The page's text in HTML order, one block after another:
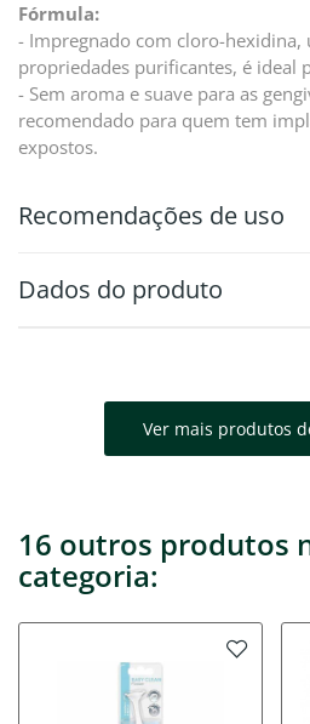
Fórmula:
- Impregnado com cloro-hexidina,
propriedades purificantes, é ideal
- Sem aroma e suave para as
recomendado para quem tem
expostos.
Recomendações de uso
Dados do produto
Ver mais produtos
16 outros produtos
categoria: